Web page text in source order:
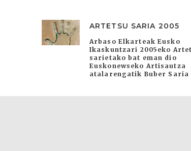
ARTETSU SARIA 2005
Arbaso Elkarteak Eusko
Ikaskuntzari 2005eko
sarietako bat eman dio
Euskonewseko Artisautza
atalarengatik Buber Saria